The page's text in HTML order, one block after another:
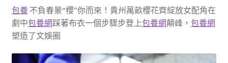
包養不負春景“櫻”你而來！貴州萬畝櫻花齊綻放女配角在
劇中包養網踩著布衣一個步驟步登上包養網顛峰， 包養網
塑造了文娛圈